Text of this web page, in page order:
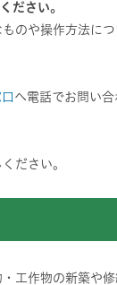
ださい。
のや操作方法につ
へ電話でお問い合
ださい。
工作物の新築や